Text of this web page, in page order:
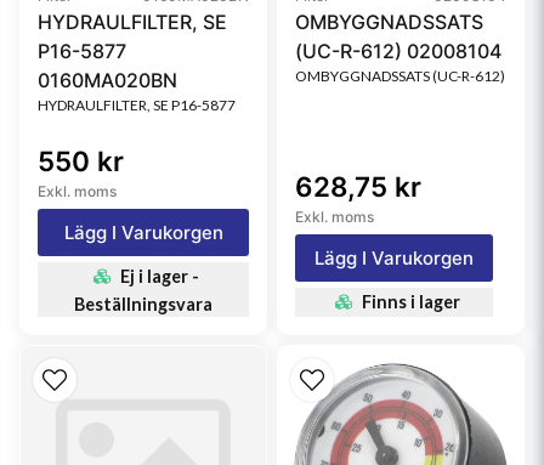
HYDRAULFILTER, SE
P16-5877
0160MA020BN
HYDRAULFILTER, SE P16-5877
550 kr
Exkl. moms
Lägg I Varukorgen
Ej i lager -
Beställningsvara
OMBYGGNADSSATS
(UC-R-612) 02008104
OMBYGGNADSSATS (UC-R-612)
628,75 kr
Exkl. moms
Lägg I Varukorgen
Finns i lager